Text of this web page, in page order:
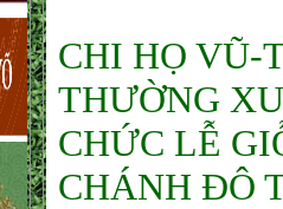
CHI HỌ VŨ-
THƯỜNG
CHỨC LỄ
CHÁNH ĐÔ